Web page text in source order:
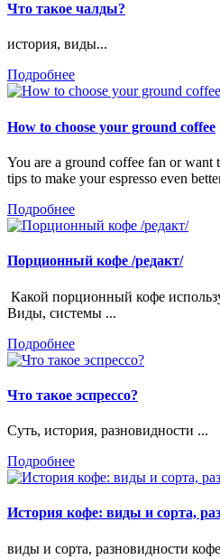
Что такое чалды?
история, виды...
Подробнее
How to choose your ground coffee
You are a ground coffee fan or want
tips to make your espresso even
Подробнее
Порционный кофе /редакт/
Какой порционный кофе
Виды, системы ...
Подробнее
Что такое эспрессо?
Суть, история, разновидности ...
Подробнее
История кофе: виды и сорта,
виды и сорта, разновидности